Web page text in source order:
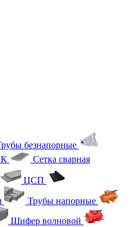
безнапорные
К
Сетка сварная
ЦСП
Трубы напорные
Шифер волновой